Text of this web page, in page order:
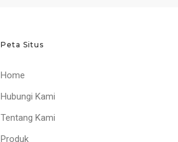
Peta Situs
Home
Hubungi Kami
Tentang Kami
Produk